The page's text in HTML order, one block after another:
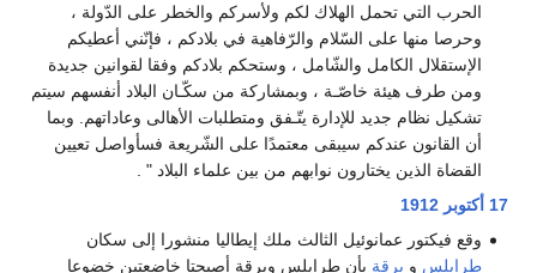
الحرب التي تحمل الهلاك لكم ولأسركم والخطر على الدّولة ،
وحرصا منها على السّلام والرّفاهية في بلادكم ، فإنّني أعطيكم
الإستقلال الكامل والشّامل ، وستحكم بلادكم وفقا لقوانين جديدة
ومن طرف هيئة خاصّـة ، وبمشاركة من سكّـان البلاد أنفسهم سيتم
تشكيل نظام جديد للإدارة يتّـفق ومتطلبات الأهالى وعاداتهم. وبما
أن القانون عندكم سيبقى معتمدًا على الشّريعة فسأواصل تعيين
القضاة الذين يختارون نوابهم من بين علماء البلاد " .
17 أكتوبر
1912
وقع فيكتور عمانوئيل الثالث ملك إيطاليا منشورا إلى سكان
طرابلس و برقة بأن طرابلس وبرقة أصبحتا خاضعتين خضوعا